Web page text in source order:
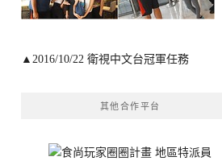
▲2016/10/22 衛視中文台冠軍任務
其他合作平台